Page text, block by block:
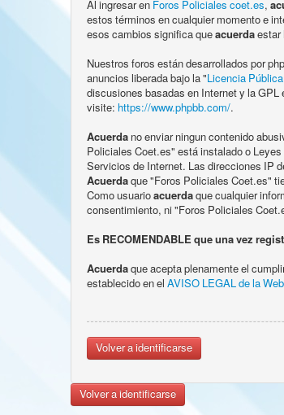
Al ingresar en Foros Policiales coet.es,
estos términos en cualquier momento e
esos cambios significa que acuerda estar
Nuestros foros están desarrollados por
anuncios liberada bajo la " Licencia
discusiones basadas en Internet y la
visite: https://www.phpbb.com/.
Acuerda no enviar ningun contenido
Policiales Coet.es" está instalado o
Servicios de Internet. Las direcciones IP
Acuerda que "Foros Policiales Coet.es"
Como usuario acuerda que cualquier
consentimiento, ni "Foros Policiales
Es RECOMENDABLE que una vez
Acuerda que acepta plenamente el
establecido en el AVISO LEGAL de la Web
Volver a identificarse
Volver a identificarse